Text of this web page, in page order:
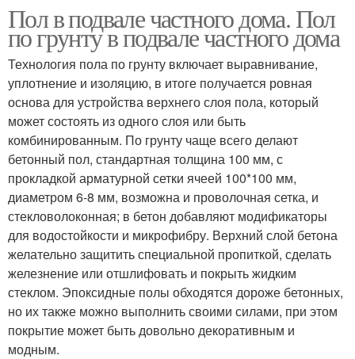
Пол в подвале частного дома. Пол
по грунту в подвале частного дома
Технология пола по грунту включает выравнивание,
уплотнение и изоляцию, в итоге получается ровная
основа для устройства верхнего слоя пола, который
может состоять из одного слоя или быть
комбинированным. По грунту чаще всего делают
бетонный пол, стандартная толщина 100 мм, с
прокладкой арматурной сетки ячеей 100*100 мм,
диаметром 6-8 мм, возможна и проволочная сетка, и
стекловолоконная; в бетон добавляют модификаторы
для водостойкости и микрофибру. Верхний слой бетона
желательно защитить специальной пропиткой, сделать
железнение или отшлифовать и покрыть жидким
стеклом. Эпоксидные полы обходятся дороже бетонных,
но их также можно выполнить своими силами, при этом
покрытие может быть довольно декоративным и
модным.